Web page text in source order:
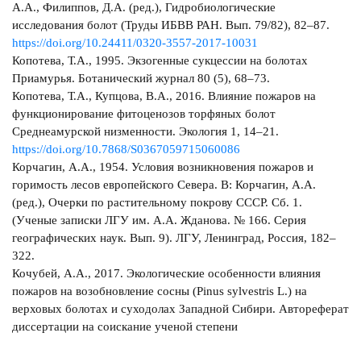
А.А., Филиппов, Д.А. (ред.), Гидробиологические
исследования болот (Труды ИБВВ РАН. Вып. 79/82), 82–87.
https://doi.org/10.24411/0320-3557-2017-10031
Копотева, Т.А., 1995. Экзогенные сукцессии на болотах
Приамурья. Ботанический журнал 80 (5), 68–73.
Копотева, Т.А., Купцова, В.А., 2016. Влияние пожаров на
функционирование фитоценозов торфяных болот
Среднеамурской низменности. Экология 1, 14–21.
https://doi.org/10.7868/S0367059715060086
Корчагин, А.А., 1954. Условия возникновения пожаров и
горимость лесов европейского Севера. В: Корчагин, А.А.
(ред.), Очерки по растительному покрову СССР. Сб. 1.
(Ученые записки ЛГУ им. А.А. Жданова. № 166. Серия
географических наук. Вып. 9). ЛГУ, Ленинград, Россия, 182–
322.
Кочубей, А.А., 2017. Экологические особенности влияния
пожаров на возобновление сосны (Pinus sylvestris L.) на
верховых болотах и суходолах Западной Сибири. Автореферат
диссертации на соискание ученой степени